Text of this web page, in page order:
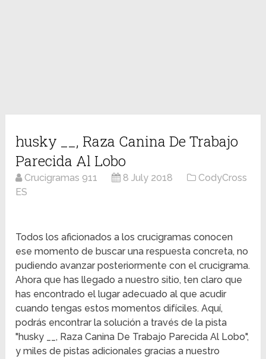
husky __, Raza Canina De Trabajo
Parecida Al Lobo
Crucigramas 911 8 July 2018
CodyCross
ES
Todos los aficionados a los crucigramas conocen
ese momento de buscar una respuesta concreta, no
pudiendo avanzar posteriormente con el crucigrama.
Ahora que has llegado a nuestro sitio, ten claro que
has encontrado el lugar adecuado al que acudir
cuando tengas estos momentos difíciles. Aquí,
podrás encontrar la solución a través de la pista
"husky __, Raza Canina De Trabajo Parecida Al Lobo",
y miles de pistas adicionales gracias a nuestro